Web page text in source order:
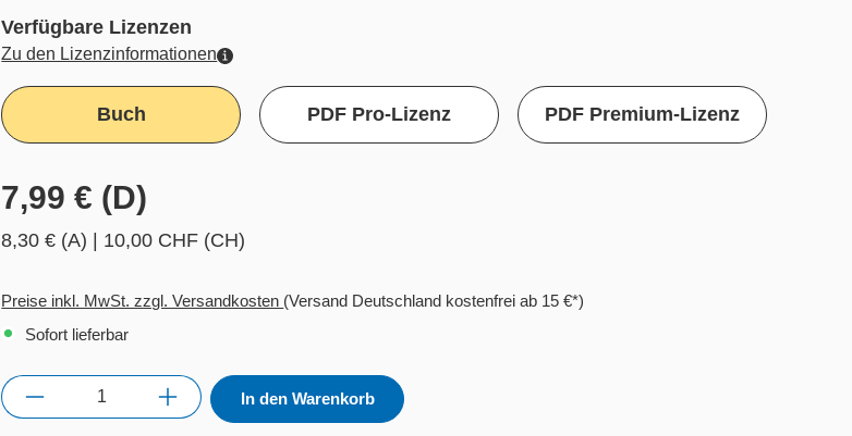
Verfügbare Lizenzen
Zu den Lizenzinformationen
Buch PDF Pro-Lizenz PDF Premium-Lizenz
7,99 € (D)
8,30 € (A) | 10,00 CHF (CH)
Preise inkl. MwSt. zzgl. Versandkosten (Versand Deutschland kostenfrei ab 15 €*)
Sofort lieferbar
Anzahl In den Warenkorb